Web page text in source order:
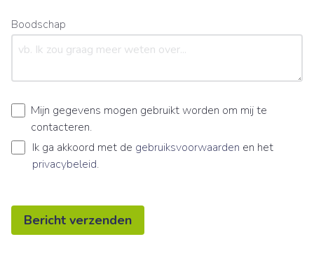
Boodschap
Mijn gegevens mogen gebruikt worden om mij te
contacteren.
Ik ga akkoord met de gebruiksvoorwaarden en het
privacybeleid.
Bericht verzenden